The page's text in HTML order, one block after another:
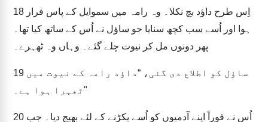
18
ہوا اور اُسے سب کچھ سنایا جو ساؤل نے اُس کے ساتھ کیا تھا۔
پھر دونوں مل کر نیوت چلے گئے۔ وہاں وہ ٹھہرے۔
19
ٹھہرا ہوا ہے۔"
20